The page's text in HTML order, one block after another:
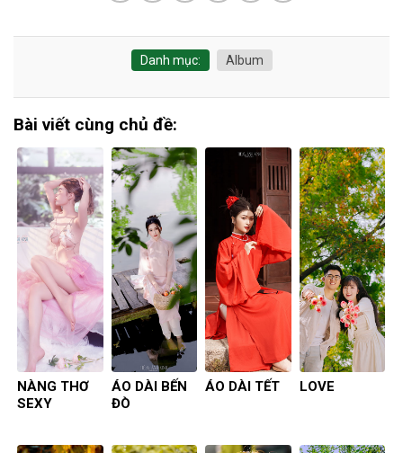
Danh mục: Album
Bài viết cùng chủ đề:
NÀNG THƠ
SEXY
ÁO DÀI BẾN
ĐÒ
ÁO DÀI TẾT LOVE